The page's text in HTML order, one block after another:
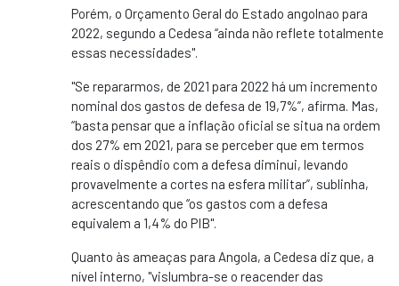
Porém, o Orçamento Geral do Estado angolnao para
2022, segundo a Cedesa “ainda não reflete totalmente
essas necessidades".
"Se repararmos, de 2021 para 2022 há um incremento
nominal dos gastos de defesa de 19,7%”, afirma. Mas,
“basta pensar que a inflação oficial se situa na ordem
dos 27% em 2021, para se perceber que em termos
reais o dispêndio com a defesa diminui, levando
provavelmente a cortes na esfera militar”, sublinha,
acrescentando que “os gastos com a defesa
equivalem a 1,4% do PIB".
Quanto às ameaças para Angola, a Cedesa diz que, a
nível interno, "vislumbra-se o reacender das